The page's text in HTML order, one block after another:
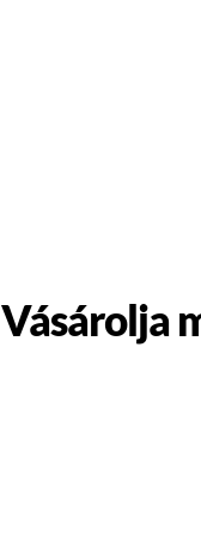
Vásárolja